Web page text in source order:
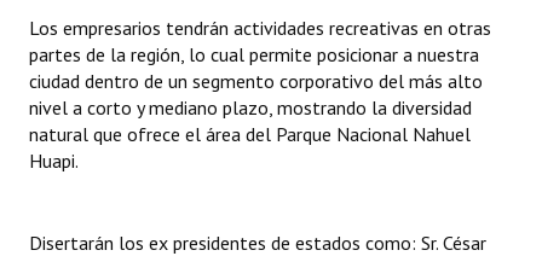
Informes de Unidad Coordinadora
Ejecución Presupuestaria
Actas de Audiencias Públicas
Comunicaciones
Los empresarios tendrán actividades recreativas en otras
partes de la región, lo cual permite posicionar a nuestra
ciudad dentro de un segmento corporativo del más alto
nivel a corto y mediano plazo, mostrando la diversidad
natural que ofrece el área del Parque Nacional Nahuel
Huapi.
Disertarán los ex presidentes de estados como: Sr. César